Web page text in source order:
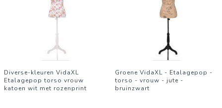
Diverse-kleuren VidaXL
Etalagepop torso vrouw
katoen wit met rozenprint
Groene VidaXL - Etalagepop -
torso - vrouw - jute -
bruinzwart